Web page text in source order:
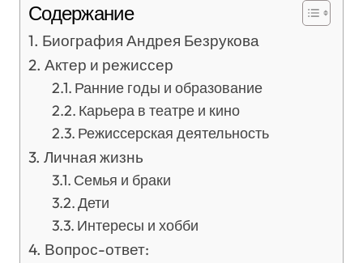
Содержание
Биография Андрея Безрукова
Актер и режиссер
Ранние годы и образование
Карьера в театре и кино
Режиссерская деятельность
Личная жизнь
Семья и браки
Дети
Интересы и хобби
Вопрос-ответ: